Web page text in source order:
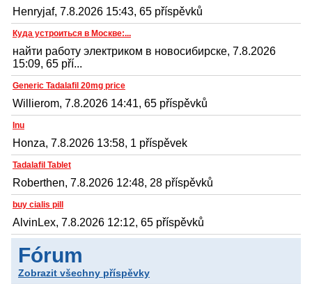
Henryjaf, 7.8.2026 15:43, 65 příspěvků
Куда устроиться в Москве:...
найти работу электриком в новосибирске, 7.8.2026
15:09, 65 pří...
Generic Tadalafil 20mg price
Willierom, 7.8.2026 14:41, 65 příspěvků
Inu
Honza, 7.8.2026 13:58, 1 příspěvek
Tadalafil Tablet
Roberthen, 7.8.2026 12:48, 28 příspěvků
buy cialis pill
AlvinLex, 7.8.2026 12:12, 65 příspěvků
Fórum
Zobrazit všechny příspěvky